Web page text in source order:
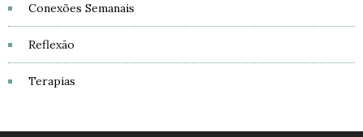
Conexões Semanais
Reflexão
Terapias